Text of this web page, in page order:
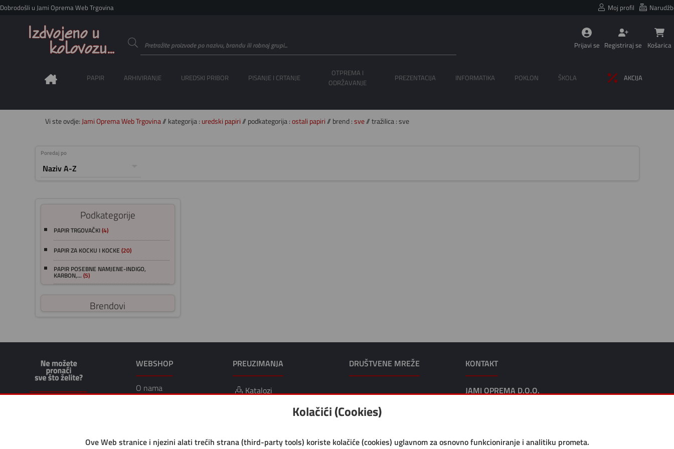
Dobrodošli u Jami Oprema Web Trgovina Moj profil
Prijavi se Registriraj se Košarica
PAPIR ARHIVIRANJE UREDSKI PRIBOR PISANJE I CRTANJE
OTPREMA I
ODRŽAVANJE
PREZENTACIJA INFORMATIKA POKLON ŠKOLA AKCIJA
Vi ste ovdje: Jami Oprema Web Trgovina// kategorija : uredski papiri // podkategorija : ostali papiri // brend : sve// tražilica : sve
Poredaj po
Podkategorije
PAPIR TRGOVAČKI(4)
PAPIR ZA KOCKU I KOCKE (20)
PAPIR POSEBNE NAMJENE-INDIGO,
KARBON,... (5)
Brendovi
WEBSHOP
O nama
Uvjeti prodaje
PREUZIMANJA
Katalozi
DRUŠTVENE MREŽE KONTAKT
JAMI OPREMA D.O.O.
SVE ISKAZANE CIJENE SU VELEPRODAJNE (VPC), BEZ
Kolačići (Cookies)
Ove Web stranice i njezini alati trećih strana (third-party tools) koriste kolačiće (cookies) uglavnom za osnovno funkcioniranje i analitiku prometa.